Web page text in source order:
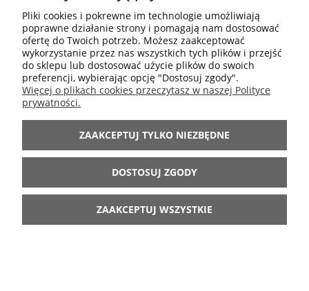
ŚWIECA WALCOWA RUSTYKALNA LENE BJERRE Ø7,5 X 20 CM
41,30 zł
Pliki cookies i pokrewne im technologie umożliwiają
poprawne działanie strony i pomagają nam dostosować
ofertę do Twoich potrzeb. Możesz zaakceptować
wykorzystanie przez nas wszystkich tych plików i przejść
do sklepu lub dostosować użycie plików do swoich
preferencji, wybierając opcję "Dostosuj zgody".
Więcej o plikach cookies przeczytasz w naszej Polityce
prywatności.
ZAAKCEPTUJ TYLKO NIEZBĘDNE
DOSTOSUJ ZGODY
ZAAKCEPTUJ WSZYSTKIE